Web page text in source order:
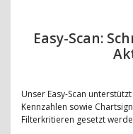
Easy-Scan:
Unser Easy-Scan
Kennzahlen sowie
Filterkritieren gesetzt